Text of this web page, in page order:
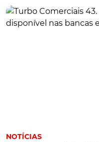
Curiosidades
NOTÍCIAS